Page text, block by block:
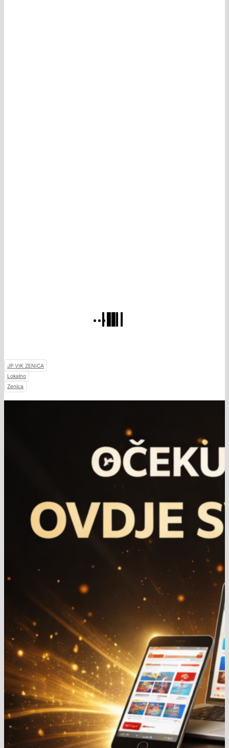
JP VIK ZENICA
Lokalno
Zenica